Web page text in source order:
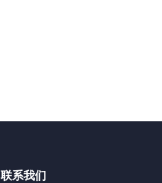
联系我们